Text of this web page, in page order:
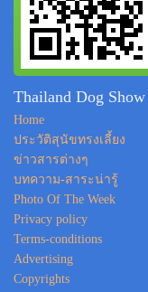
Thailand Dog Show
Home
ประวัติสุนัขทรงเลี้ยง
ข่าวสารต่างๆ
บทความ-สาระน่ารู้
Photo Of The Week
Privacy policy
Terms-conditions
Advertising
Copyrights